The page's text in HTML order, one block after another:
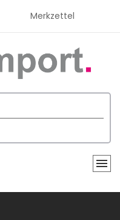
Merkzettel